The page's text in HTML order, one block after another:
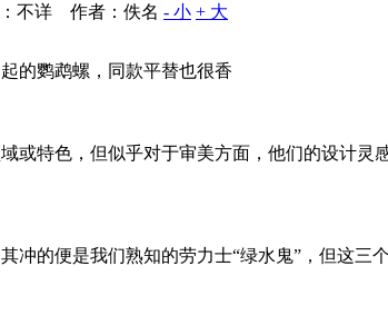
不详 作者：佚名 - 小 + 大
鹦鹉螺，同款平替也很香
特色，但似乎对于审美方面，他们的设计灵
冲的便是我们熟知的劳力士“绿水鬼”，但这三